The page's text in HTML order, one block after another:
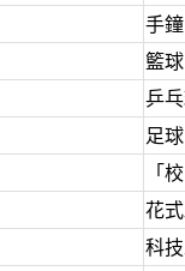
手
籃
乒
足
「
花
科